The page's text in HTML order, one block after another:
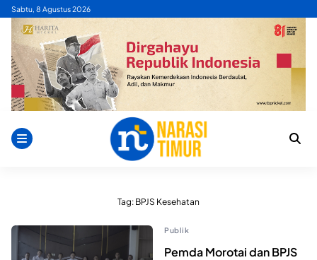
Skip
content
Sabtu, 8 Agustus 2026
Tag: BPJS Kesehatan
Publik
Pemda Morotai dan BPJS